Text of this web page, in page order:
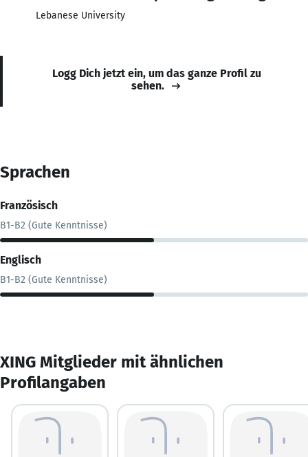
Lebanese University
Logg Dich jetzt ein, um das ganze Profil zu
sehen.
Sprachen
Französisch
B1-B2 (Gute Kenntnisse)
Englisch
B1-B2 (Gute Kenntnisse)
XING Mitglieder mit ähnlichen
Profilangaben